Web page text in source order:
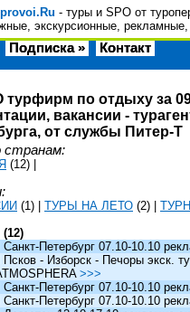
- туры и SPO от
экскурсионные,
Подписка » Контакт
турфирм по отдыху за
вакансии -
от службы Питер-Т
странам:
(12)
(1) ТУРЫ НА ЛЕТО (2)
Петербург 07.10-10.10
- Изборск - Печоры экск.
>>>
Петербург 07.10-10.10
Петербург 07.10-10.10